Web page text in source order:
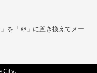
を「＠」に置き換えてメー
City.